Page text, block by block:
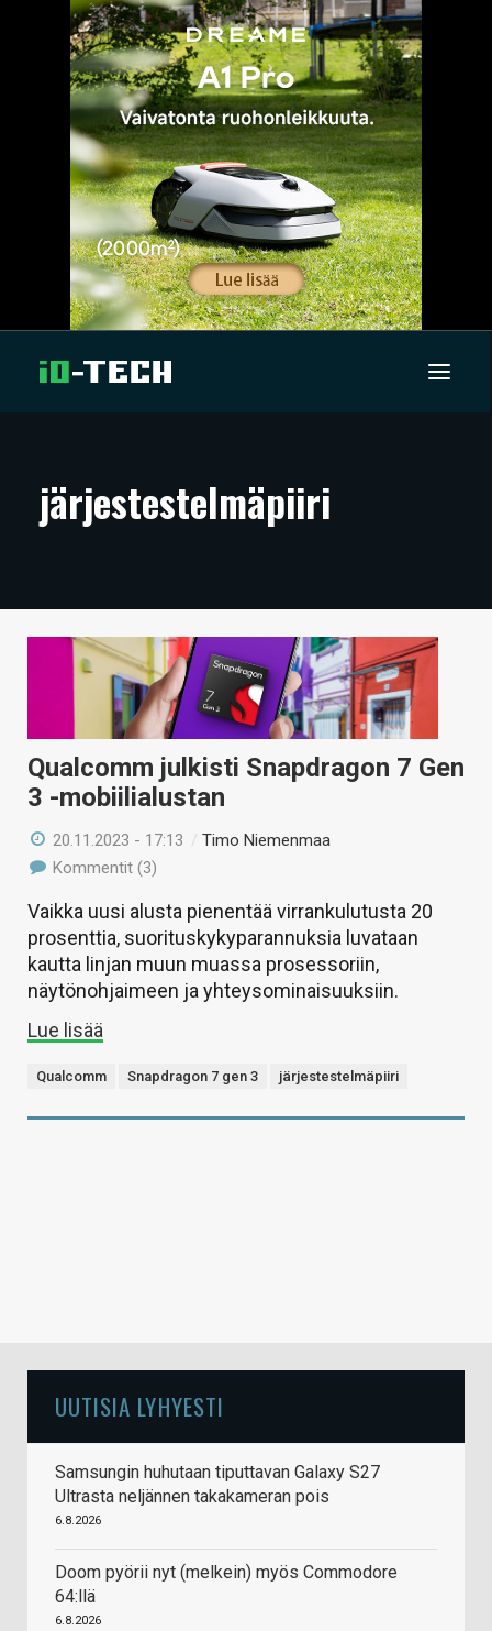
ARTIKKELIT
TECHBBS
HINTA.FI
KAUPPA
VAIHDA TEEMA
HAKU
järjestestelmäpiiri
Qualcomm julkisti Snapdragon 7 Gen
3 -mobiilialustan
20.11.2023 - 17:13 /Timo Niemenmaa
Kommentit (3)
Vaikka uusi alusta pienentää virrankulutusta 20
prosenttia, suorituskykyparannuksia luvataan
kautta linjan muun muassa prosessoriin,
näytönohjaimeen ja yhteysominaisuuksiin.
Lue lisää
Qualcomm Snapdragon 7 gen 3 järjestestelmäpiiri
UUTISIA LYHYESTI
Samsungin huhutaan tiputtavan Galaxy S27
Ultrasta neljännen takakameran pois
6.8.2026
Doom pyörii nyt (melkein) myös Commodore
64:llä
6.8.2026